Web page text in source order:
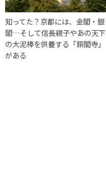
知ってた？京都には、金閣・銀
閣…そして信長親子やあの天下
の大泥棒を供養する「銅閣寺」
がある